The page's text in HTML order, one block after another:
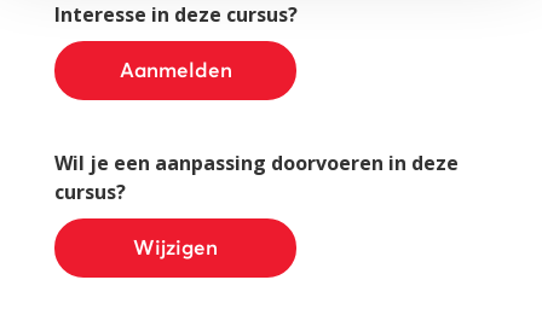
Interesse in deze cursus?
Aanmelden
Wil je een aanpassing doorvoeren in deze
cursus?
Wijzigen